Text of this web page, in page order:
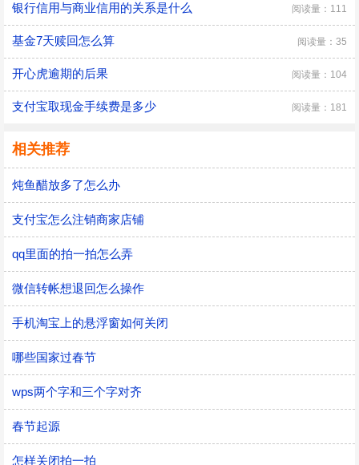
银行信用与商业信用的关系是什么 阅读量：111
基金7天赎回怎么算 阅读量：35
开心虎逾期的后果 阅读量：104
支付宝取现金手续费是多少 阅读量：181
相关推荐
炖鱼醋放多了怎么办
支付宝怎么注销商家店铺
qq里面的拍一拍怎么弄
微信转帐想退回怎么操作
手机淘宝上的悬浮窗如何关闭
哪些国家过春节
wps两个字和三个字对齐
春节起源
怎样关闭拍一拍